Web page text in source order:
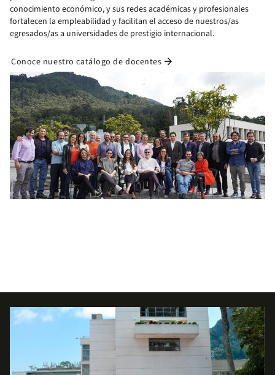
conocimiento económico, y sus redes académicas y profesionales
fortalecen la empleabilidad y facilitan el acceso de nuestros/as
egresados/as a universidades de prestigio internacional.
Conoce nuestro catálogo de docentes arrow_forward